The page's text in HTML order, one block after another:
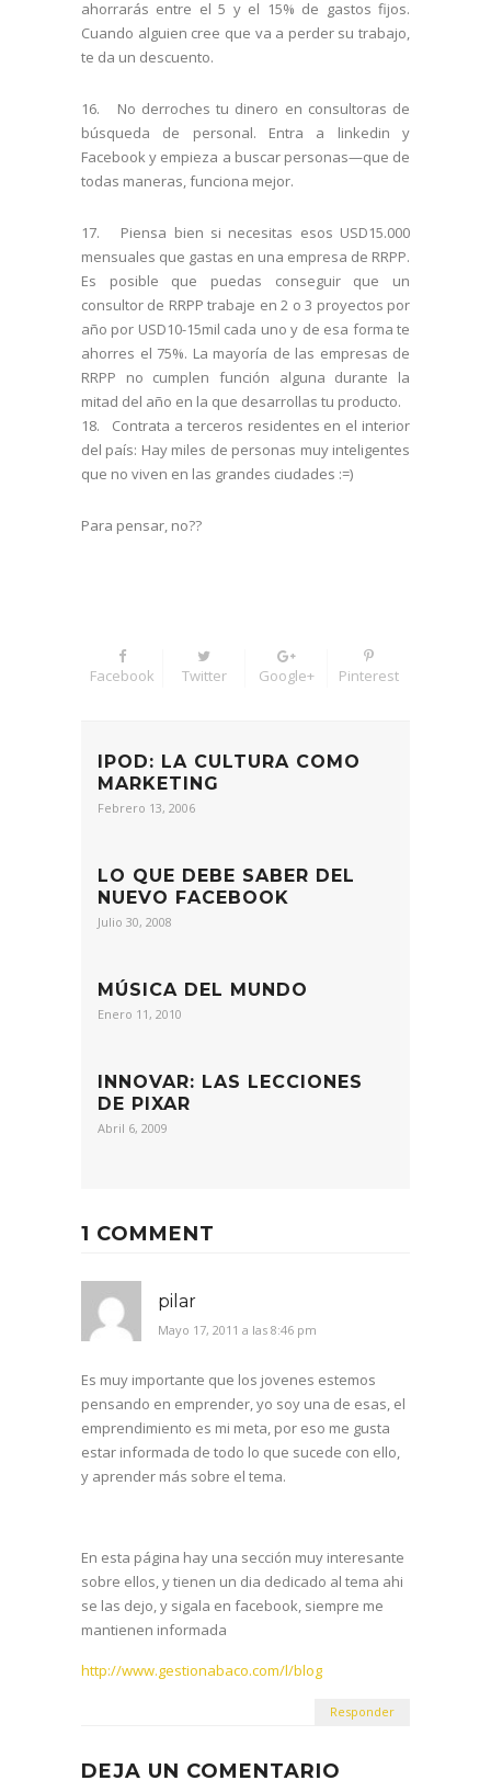
ahorrarás entre el 5 y el 15% de gastos fijos.
Cuando alguien cree que va a perder su trabajo,
te da un descuento.
16. No derroches tu dinero en consultoras de
búsqueda de personal. Entra a linkedin y
Facebook y empieza a buscar personas—que de
todas maneras, funciona mejor.
17. Piensa bien si necesitas esos USD15.000
mensuales que gastas en una empresa de RRPP.
Es posible que puedas conseguir que un
consultor de RRPP trabaje en 2 o 3 proyectos por
año por USD10-15mil cada uno y de esa forma te
ahorres el 75%. La mayoría de las empresas de
RRPP no cumplen función alguna durante la
mitad del año en la que desarrollas tu producto.
18. Contrata a terceros residentes en el interior
del país: Hay miles de personas muy inteligentes
que no viven en las grandes ciudades :=)
Para pensar, no??
Facebook Twitter Google+ Pinterest
IPOD: LA CULTURA COMO
MARKETING
Febrero 13, 2006
LO QUE DEBE SABER DEL
NUEVO FACEBOOK
Julio 30, 2008
MÚSICA DEL MUNDO
Enero 11, 2010
INNOVAR: LAS LECCIONES
DE PIXAR
Abril 6, 2009
1 COMMENT
pilar
Mayo 17, 2011 a las 8:46 pm
Es muy importante que los jovenes estemos
pensando en emprender, yo soy una de esas, el
emprendimiento es mi meta, por eso me gusta
estar informada de todo lo que sucede con ello,
y aprender más sobre el tema.
En esta página hay una sección muy interesante
sobre ellos, y tienen un dia dedicado al tema ahi
se las dejo, y sigala en facebook, siempre me
mantienen informada
http://www.gestionabaco.com/l/blog
Responder
DEJA UN COMENTARIO